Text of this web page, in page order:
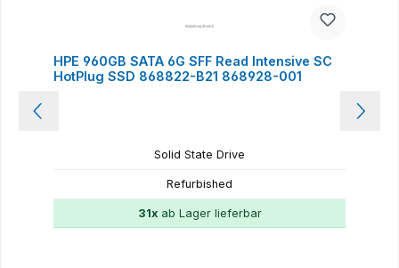
HPE 960GB SATA 6G SFF Read Intensive SC
HotPlug SSD 868822-B21 868928-001
Solid State Drive
Refurbished
31xab Lager lieferbar